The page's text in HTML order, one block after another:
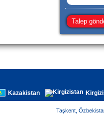
Kazakistan
Taşkent,